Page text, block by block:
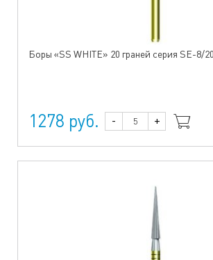
Боры «SS WHITE» 20 граней серия SE-8/
1278 руб. - +